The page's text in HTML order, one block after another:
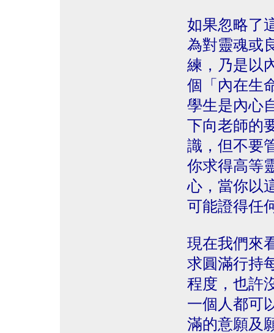
如果忽略了
為對靈魂或
練，乃是以
個「內在生
學生是內心
下向老師的
識，但不要
你求得高等
心，當你以
可能證得任
現在我們來
求圓滿行持
程度，也許
一個人都可
滿的意願及